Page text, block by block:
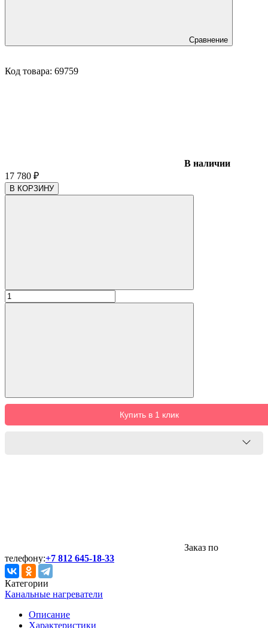
Сравнение
Код товара: 69759
В наличии
17 780 ₽
В КОРЗИНУ
Купить в 1 клик
Заказ по
телефону:+7 812 645-18-33
Категории
Канальные нагреватели
Описание
Характеристики